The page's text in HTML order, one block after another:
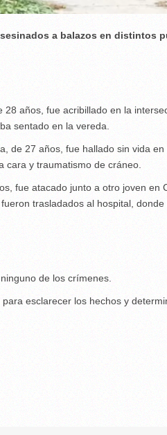
a balazos en distintos
28 años, fue acribillado en la
sentado en la vereda.
de 27 años, fue hallado sin vida en
cara y traumatismo de cráneo.
fue atacado junto a otro joven en
trasladados al hospital, donde
de los crímenes.
esclarecer los hechos y